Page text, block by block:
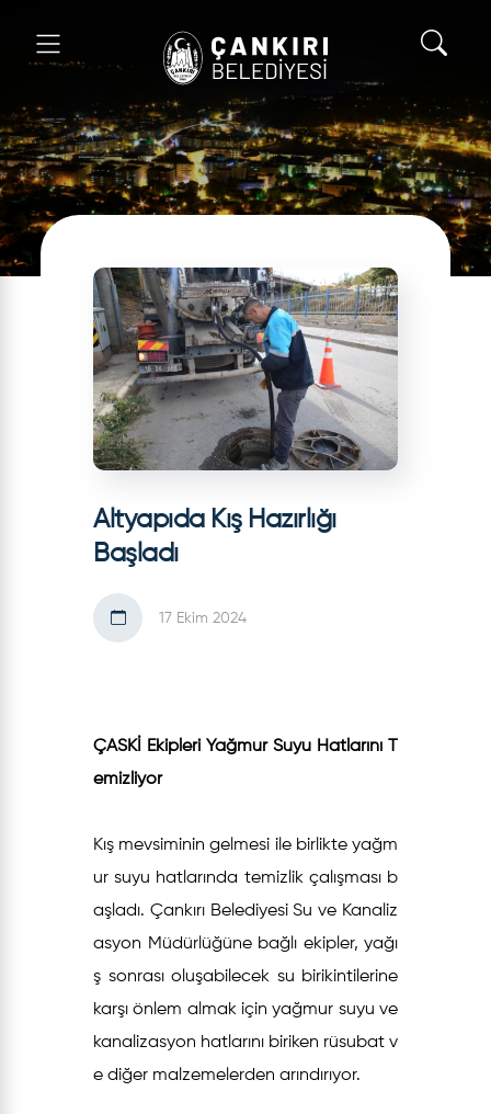
Altyapıda Kış Hazırlığı
Başladı
17 Ekim 2024
ÇASKİ Ekipleri Yağmur Suyu Hatlarını T
emizliyor
Kış mevsiminin gelmesi ile birlikte yağm
ur suyu hatlarında temizlik çalışması b
aşladı. Çankırı Belediyesi Su ve Kanaliz
asyon Müdürlüğüne bağlı ekipler, yağı
ş sonrası oluşabilecek su birikintilerine
karşı önlem almak için yağmur suyu ve
kanalizasyon hatlarını biriken rüsubat v
e diğer malzemelerden arındırıyor.